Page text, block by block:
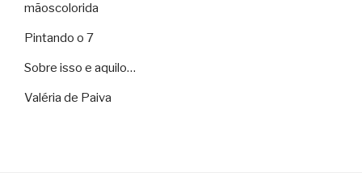
mãoscolorida
Pintando o 7
Sobre isso e aquilo…
Valéria de Paiva